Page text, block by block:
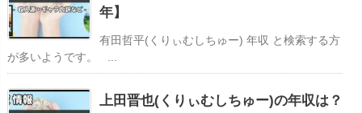
年】
有田哲平(くりぃむしちゅー) 年収 と検索する方
が多いようです。 ...
上田晋也(くりぃむしちゅー)の年収は？